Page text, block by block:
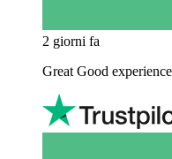
2 giorni fa
Great Good